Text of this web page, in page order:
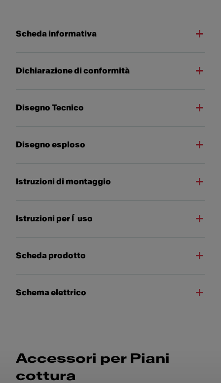
Scheda informativa
Dichiarazione di conformità
Disegno Tecnico
Disegno esploso
Istruzioni di montaggio
Istruzioni per l´uso
Scheda prodotto
Schema elettrico
Accessori per Piani
cottura